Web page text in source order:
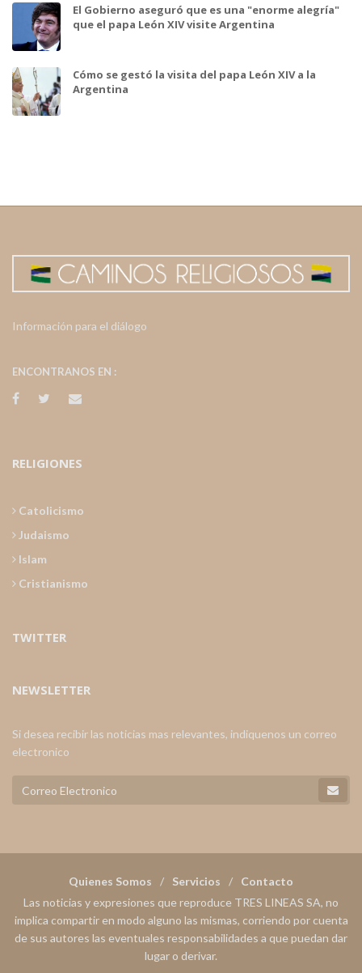
El Gobierno aseguró que es una "enorme alegría"
que el papa León XIV visite Argentina
Cómo se gestó la visita del papa León XIV a la
Argentina
Información para el diálogo
ENCONTRANOS EN :
RELIGIONES
Catolicismo
Judaismo
Islam
Cristianismo
TWITTER
NEWSLETTER
Si desea recibir las noticias mas relevantes, indiquenos un correo
electronico
Quienes Somos Servicios
Contacto
Las noticias y expresiones que reproduce TRES LINEAS SA, no
implica compartir en modo alguno las mismas, corriendo por cuenta
de sus autores las eventuales responsabilidades a que puedan dar
lugar o derivar.